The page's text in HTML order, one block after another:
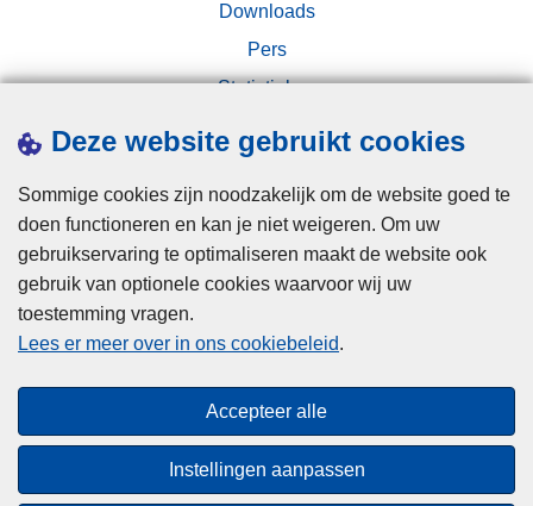
Deze website gebruikt cookies
Sommige cookies zijn noodzakelijk om de website goed te
doen functioneren en kan je niet weigeren. Om uw
gebruikservaring te optimaliseren maakt de website ook
gebruik van optionele cookies waarvoor wij uw
toestemming vragen.
Lees er meer over in ons cookiebeleid.
Accepteer alle
Instellingen aanpassen
Downloads
Pers
Statistieken
Privacy
Cookies
Toegankelijkheid